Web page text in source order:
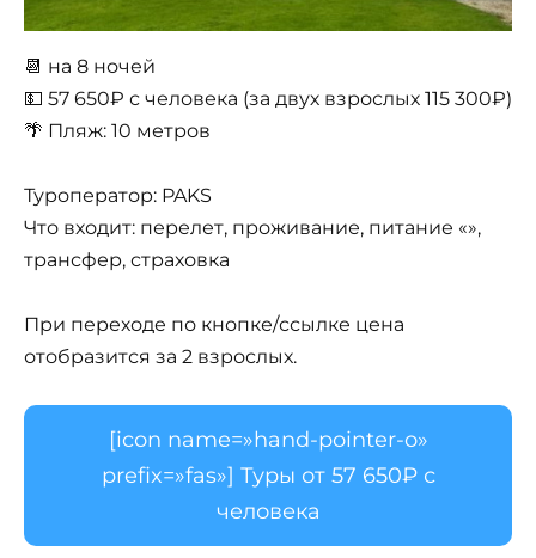
📆 на 8 ночей
💵 57 650₽ с человека (за двух взрослых 115 300₽)
🌴 Пляж: 10 метров
Туроператор: PAKS
Что входит: перелет, проживание, питание «»,
трансфер, страховка
При переходе по кнопке/ссылке цена
отобразится за 2 взрослых.
[icon name=»hand-pointer-o»
prefix=»fas»] Туры от 57 650₽ с
человека